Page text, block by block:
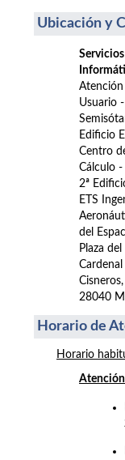
Ubicación y
Servicios
Atención
Usuario
Edificio E
Centro
Cálculo -
2ª
ETS
del
Plaza del
Cardenal
28040
Horario de
Horario